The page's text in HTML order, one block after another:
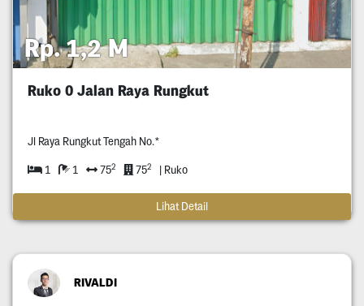
Rp. 1,2 M
Ruko 0 Jalan Raya Rungkut
Jl Raya Rungkut Tengah No.*
1 1 752 752 | Ruko
Lihat Detail
RIVALDI